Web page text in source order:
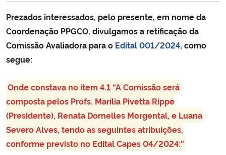
Ministério da Ciência, Tecnologia, Inovações e Comunicações
Ministério do Meio Ambiente
Ministério do Desenvolvimento Regional
Ministério da Mulher, da Família e dos Direitos Humanos
Prezados interessados, pelo presente, em nome da
Coordenação PPGCO, divulgamos a retificação da
Comissão Avaliadora para o Edital 001/2024, como
segue:
Onde constava no item 4.1 “A Comissão será
composta pelos Profs. Marília Pivetta Rippe
(Presidente), Renata Dornelles Morgental, e Luana
Severo Alves, tendo as seguintes atribuições,
conforme previsto no Edital Capes 04/2024:”